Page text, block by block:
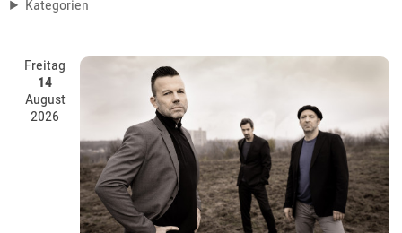
Kategorien
Freitag
14
August
2026